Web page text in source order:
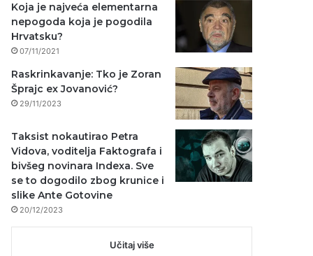
Koja je najveća elementarna
nepogoda koja je pogodila
Hrvatsku?
07/11/2021
Raskrinkavanje: Tko je Zoran
Šprajc ex Jovanović?
29/11/2023
Taksist nokautirao Petra
Vidova, voditelja Faktografa i
bivšeg novinara Indexa. Sve
se to dogodilo zbog krunice i
slike Ante Gotovine
20/12/2023
Učitaj više